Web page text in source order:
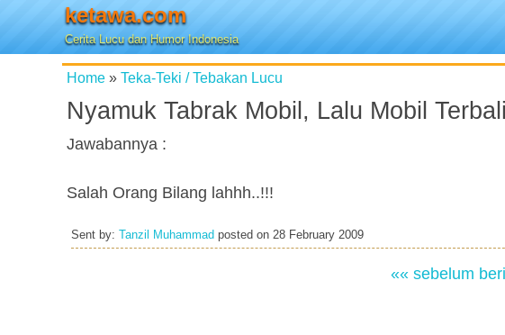
ketawa.com
Cerita Lucu dan Humor Indonesia
Home » Teka-Teki / Tebakan Lucu
Nyamuk Tabrak Mobil, Lalu Mobil
Jawabannya :
Salah Orang Bilang lahhh..!!!
Sent by: Tanzil Muhammad posted on 28 February 2009
«« sebelum